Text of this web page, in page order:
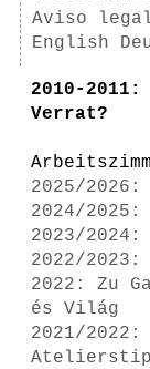
Aviso
English
2010-
Verrat?
2025/
2024/
2023/
2022/
2022: Zu
és Világ
2021/2022: